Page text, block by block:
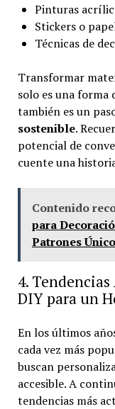
Pinturas
Stickers o
Técnicas de
Transformar
solo es una forma
también es un
sostenible.
potencial de
cuente una
Contenido
para
Patrones
4.
DIY para un
En los últimos
cada vez más
buscan
accesible. A
tendencias más